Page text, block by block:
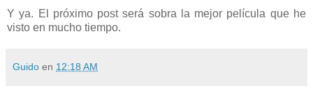
Y ya. El próximo post será sobra la mejor película que he
visto en mucho tiempo.
Guido en 12:18 AM